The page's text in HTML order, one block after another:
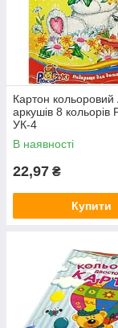
Картон кольоровий
аркушів 8 кольорів
УК-4
В наявності
22,97 ₴
Купити